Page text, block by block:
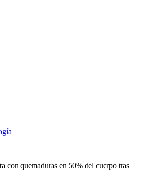
con quemaduras en 50% del cuerpo tras